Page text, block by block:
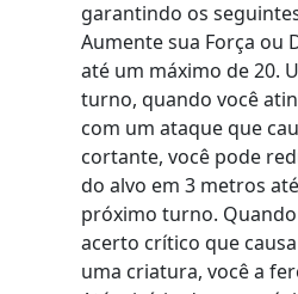
garantindo os
Aumente sua Força ou
até um máximo de 20.
turno, quando você
com um ataque que
cortante, você pode
do alvo em 3 metros
próximo turno.
acerto crítico que
uma criatura, você a